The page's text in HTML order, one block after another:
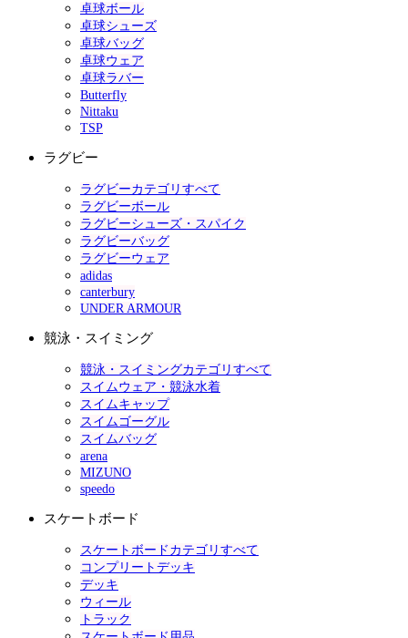
卓球ボール
卓球シューズ
卓球バッグ
卓球ウェア
卓球ラバー
Butterfly
Nittaku
TSP
ラグビー
ラグビーカテゴリすべて
ラグビーボール
ラグビーシューズ・スパイク
ラグビーバッグ
ラグビーウェア
adidas
canterbury
UNDER ARMOUR
競泳・スイミング
競泳・スイミングカテゴリすべて
スイムウェア・競泳水着
スイムキャップ
スイムゴーグル
スイムバッグ
arena
MIZUNO
speedo
スケートボード
スケートボードカテゴリすべて
コンプリートデッキ
デッキ
ウィール
トラック